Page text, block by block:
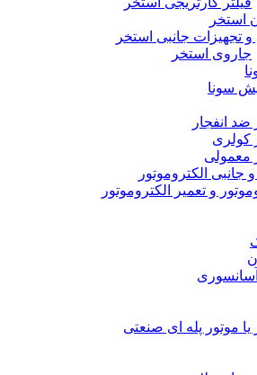
استخر
و تجهیزات جانبی استخر
جاروی استخر
سونا
ضد انفجار
کولری
معمولی
جانبی الکتروموتور
و تعمیر الکتروموتور
یا موتور پله ای صنعتی